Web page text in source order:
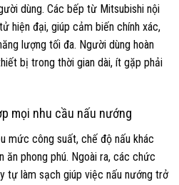
dùng. Các bếp từ Mitsubishi nội
hiện đại, giúp cảm biến chính xác,
lượng tối đa. Người dùng hoàn
bị trong thời gian dài, ít gặp phải
mọi nhu cầu nấu nướng
mức công suất, chế độ nấu khác
ăn phong phú. Ngoài ra, các chức
tự làm sạch giúp việc nấu nướng trở